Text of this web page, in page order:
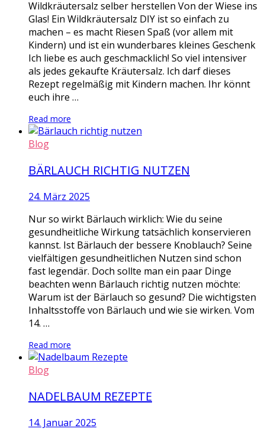
Wildkräutersalz selber herstellen Von der Wiese ins
Glas! Ein Wildkräutersalz DIY ist so einfach zu
machen – es macht Riesen Spaß (vor allem mit
Kindern) und ist ein wunderbares kleines Geschenk
Ich liebe es auch geschmacklich! So viel intensiver
als jedes gekaufte Kräutersalz. Ich darf dieses
Rezept regelmäßig mit Kindern machen. Ihr könnt
euch ihre …
Read more
Blog
BÄRLAUCH RICHTIG NUTZEN
24. März 2025
Nur so wirkt Bärlauch wirklich: Wie du seine
gesundheitliche Wirkung tatsächlich konservieren
kannst. Ist Bärlauch der bessere Knoblauch? Seine
vielfältigen gesundheitlichen Nutzen sind schon
fast legendär. Doch sollte man ein paar Dinge
beachten wenn Bärlauch richtig nutzen möchte:
Warum ist der Bärlauch so gesund? Die wichtigsten
Inhaltsstoffe von Bärlauch und wie sie wirken. Vom
14. …
Read more
Blog
NADELBAUM REZEPTE
14. Januar 2025